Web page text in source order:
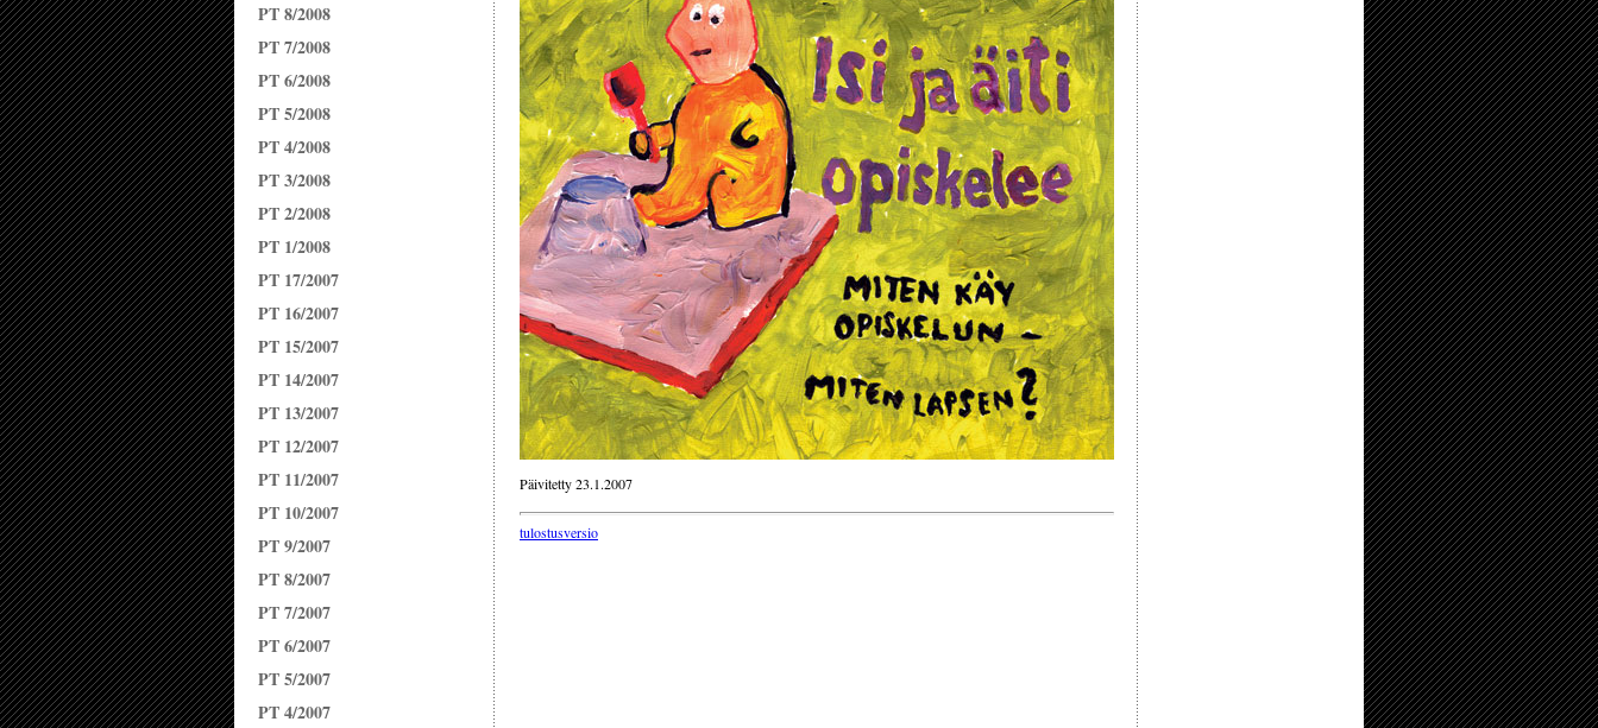
PT 8/2008
PT 7/2008
PT 6/2008
PT 5/2008
PT 4/2008
PT 3/2008
PT 2/2008
PT 1/2008
PT 17/2007
PT 16/2007
PT 15/2007
PT 14/2007
PT 13/2007
PT 12/2007
PT 11/2007
PT 10/2007
PT 9/2007
PT 8/2007
PT 7/2007
PT 6/2007
PT 5/2007
PT 4/2007
Päivitetty 23.1.2007
tulostusversio